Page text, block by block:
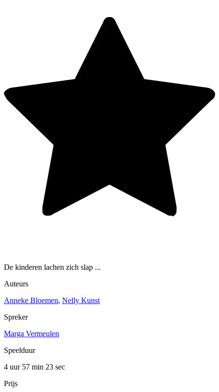
De kinderen lachen zich slap ...
Auteurs
Anneke Bloemen, Nelly Kunst
Spreker
Marga Vermeulen
Speelduur
4 uur 57 min 23 sec
Prijs